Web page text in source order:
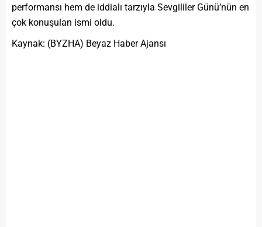
performansı hem de iddialı tarzıyla Sevgililer Günü’nün en
çok konuşulan ismi oldu.
Kaynak: (BYZHA) Beyaz Haber Ajansı